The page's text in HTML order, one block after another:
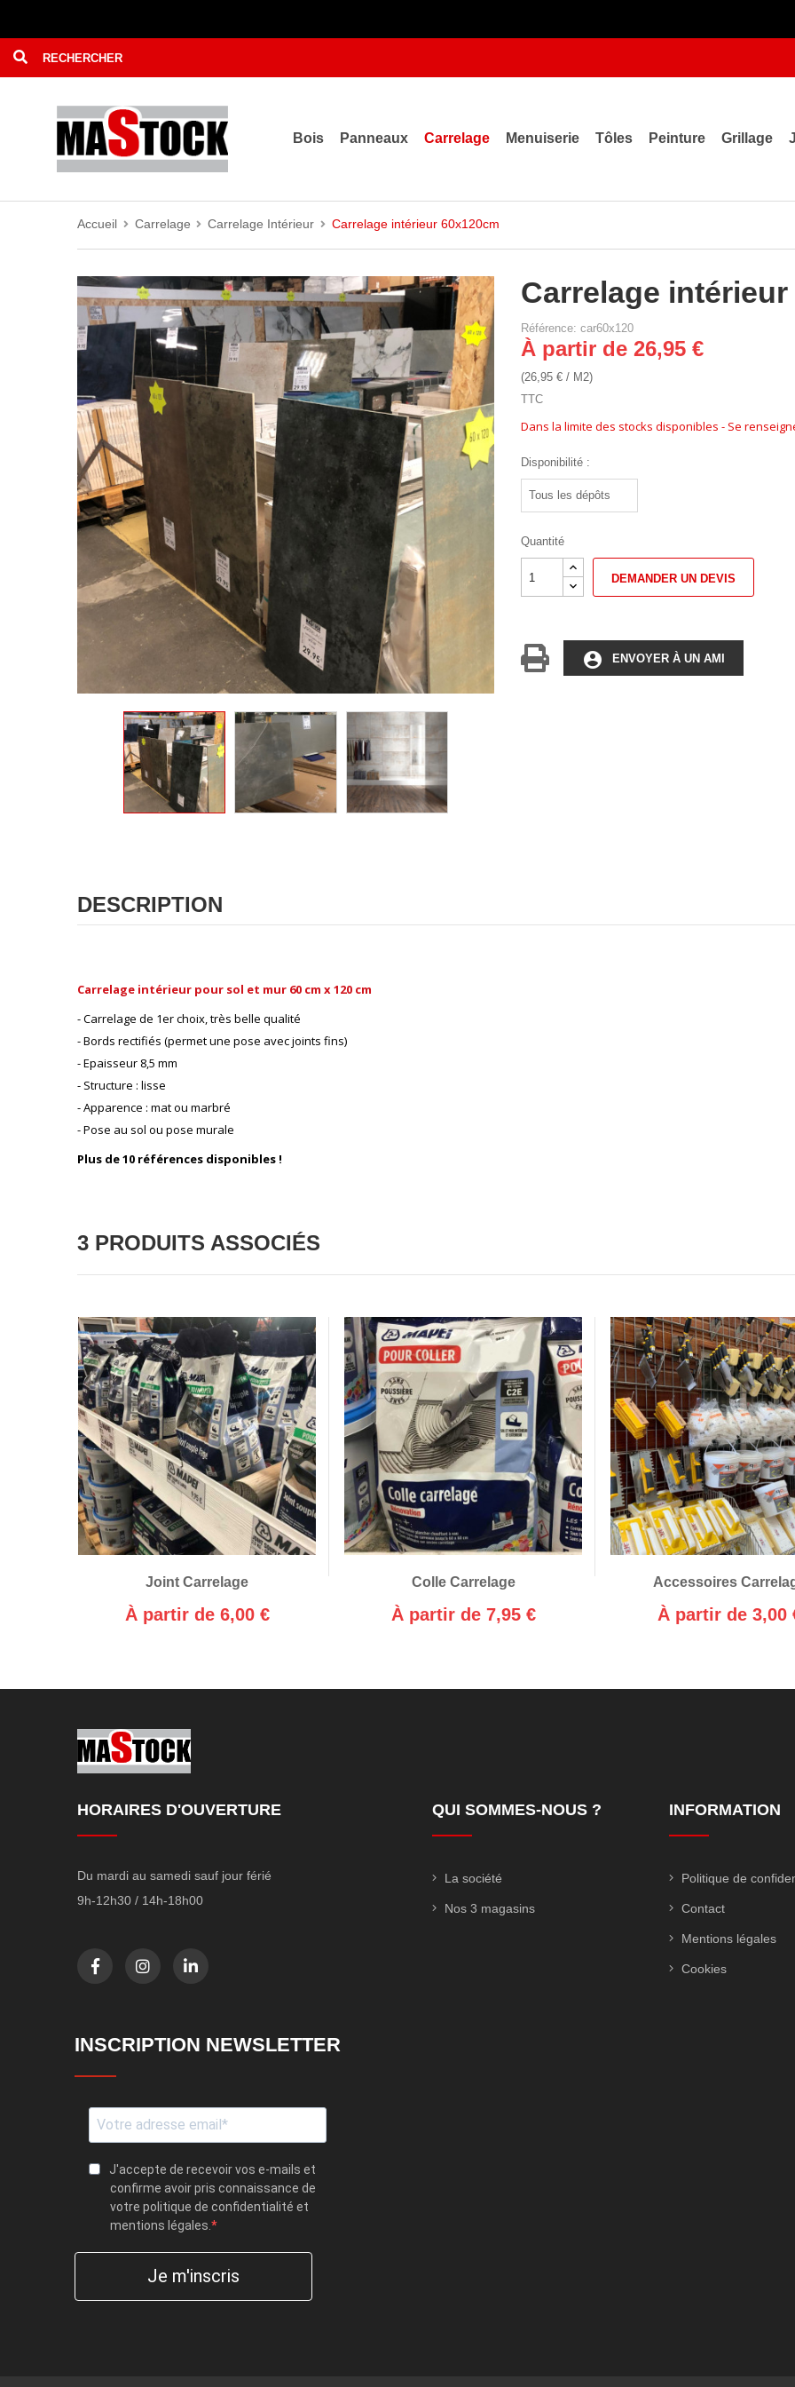
Bois Panneaux Carrelage Menuiserie Tôles Peinture Grillage
Accueil Carrelage Carrelage Intérieur Carrelage intérieur 60x120cm
Carrelage intérieur
Référence: car60x120
À partir de 26,95 €
(26,95 € / M2)
TTC
Dans la limite des stocks disponibles - Se
Disponibilité :
Quantité
DEMANDER UN DEVIS
account_circle ENVOYER À UN AMI
DESCRIPTION
Carrelage intérieur pour sol et mur 60 cm x 120 cm
- Carrelage de 1er choix, très belle qualité
- Bords rectifiés (permet une pose avec joints fins)
- Epaisseur 8,5 mm
- Structure : lisse
- Apparence : mat ou marbré
- Pose au sol ou pose murale
Plus de 10 références disponibles !
3 PRODUITS ASSOCIÉS
Joint Carrelage
À partir de 6,00 €
Colle Carrelage
À partir de 7,95 €
Accessoires
À partir de 3,00
HORAIRES D'OUVERTURE
Du mardi au samedi sauf jour férié
9h-12h30 / 14h-18h00
QUI SOMMES-NOUS ?
La société
Nos 3 magasins
INFORMATION
Politique de
Contact
Mentions légales
Cookies
INSCRIPTION NEWSLETTER
J'accepte de recevoir vos e-mails et
confirme avoir pris connaissance de
votre politique de confidentialité et
mentions légales.
Je m'inscris